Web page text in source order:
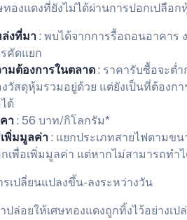
ทองแดงที่ยังไม่ได้ผ่านการปอกเปลื
งที่มา: พบได้จากการรื้อถอนอาคาร
คัดแยก
มต้องการในตลาด: ราคารับซื้อจะต่ำ
วัสดุหุ้มรวมอยู่ด้วย แต่ยังเป็นที่ต้องก
ด้
า: 56 บาท/กิโลกรัม*
พิ่มมูลค่า: แยกประเภทสายไฟตามข
เพื่อเพิ่มมูลค่า แต่หากไม่สามารถทำ
เปลี่ยนแปลงขึ้น-ลงระหว่างวัน
ปล่อยให้เศษทองแดงถูกทิ้งไว้อย่างเ